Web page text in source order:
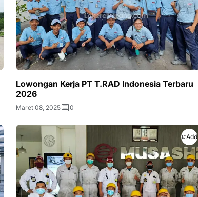
Lowongan Kerja PT T.RAD Indonesia Terbaru
2026
Maret 08, 2025 0
Add